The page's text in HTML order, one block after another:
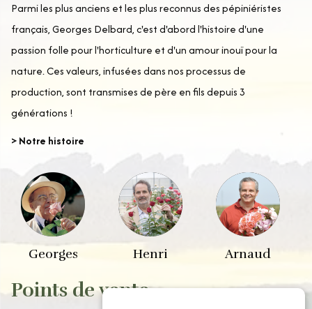
Parmi les plus anciens et les plus reconnus des pépiniéristes
français, Georges Delbard, c'est d'abord l'histoire d'une
passion folle pour l'horticulture et d'un amour inouï pour la
nature. Ces valeurs, infusées dans nos processus de
production, sont transmises de père en fils depuis 3
générations !
> Notre histoire
Georges Henri Arnaud
Points de vente